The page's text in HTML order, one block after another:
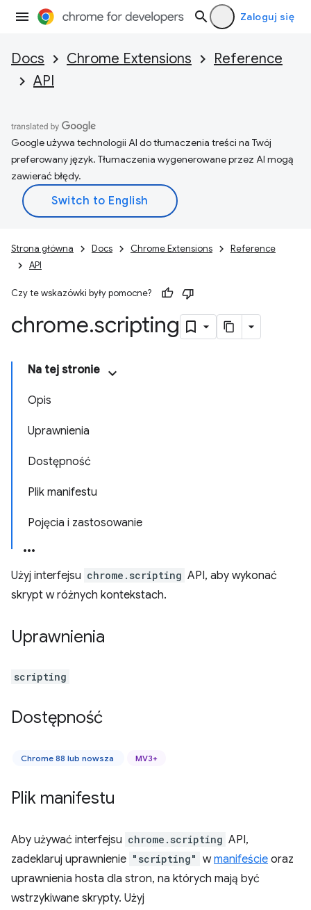
Zaloguj się
Docs Chrome Extensions
Reference
API
Google używa technologii AI do tłumaczenia treści na Twój
preferowany język. Tłumaczenia wygenerowane przez AI mogą
zawierać błędy.
Strona główna Docs Chrome Extensions
Reference
API
Czy te wskazówki były pomocne?
chrome.scripting
Na tej stronie
Opis
Uprawnienia
Dostępność
Plik manifestu
Pojęcia i zastosowanie
Użyj interfejsu chrome.scripting API, aby wykonać
skrypt w różnych kontekstach.
Uprawnienia
scripting
Dostępność
Chrome 88 lub nowsza MV3+
Plik manifestu
Aby używać interfejsu chrome.scripting API,
zadeklaruj uprawnienie "scripting" wmanifeście oraz
uprawnienia hosta dla stron, na których mają być
wstrzykiwane skrypty. Użyj